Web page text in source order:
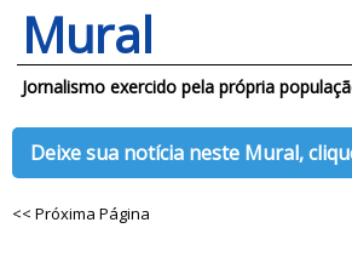
Mural
Jornalismo exercido pela própria
Deixe sua notícia neste Mural,
<< Próxima Página